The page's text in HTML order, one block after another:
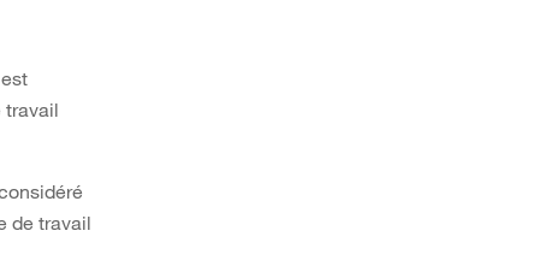
travail
de travail